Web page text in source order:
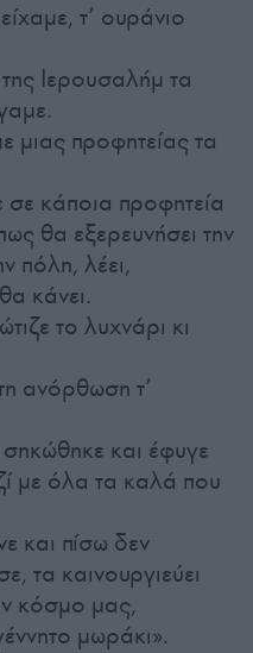
τ’ ουράνιο
Ιερουσαλήμ τα
προφητείας τα
κάποια προφητεία
θα εξερευνήσει την
πόλη, λέει,
κάνει.
το λυχνάρι κι
ανόρθωση τ’
και έφυγε
με όλα τα καλά που
και πίσω δεν
τα καινουργιεύει
κόσμο μας,
μωράκι».